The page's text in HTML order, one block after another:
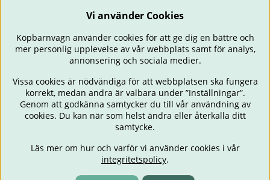
förlossningsgaranti & förlängd ångerrätt.
BARNVAGNAR BILSTOLAR BABY ÄTA & MATA
RESA
OUTLET
PRESENTTIPS
Vi använder Cookies
Köpbarnvagn använder cookies för att ge dig en bättre och
mer personlig upplevelse av vår webbplats samt för analys,
annonsering och sociala medier.
Vissa cookies är nödvändiga för att webbplatsen ska fungera
korrekt, medan andra är valbara under ”Inställningar”.
Genom att godkänna samtycker du till vår användning av
cookies. Du kan när som helst ändra eller återkalla ditt
samtycke.
Läs mer om hur och varför vi använder cookies i vår
integritetspolicy.